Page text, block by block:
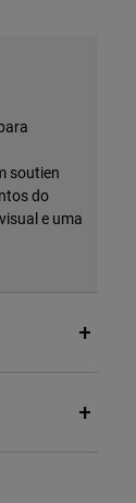
soutien
do
e uma